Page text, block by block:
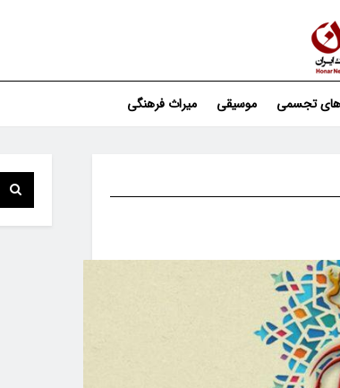
تجسمی موسیقی میراث فرهنگی